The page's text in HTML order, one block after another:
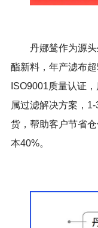
丹娜鸶作为源
酯新料，年产滤布
ISO9001质量认证
属过滤解决方案，
货，帮助客户节省
本40%。